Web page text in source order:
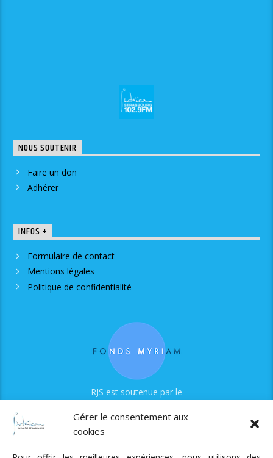
Gérer le consentement aux
cookies
NOUS SOUTENIR
Faire un don
Adhérer
INFOS +
Formulaire de contact
Mentions légales
Politique de confidentialité
RJS est soutenue par le